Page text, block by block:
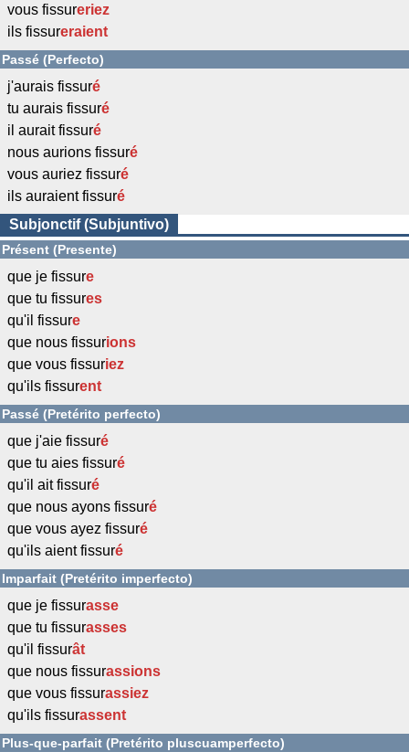
vous fissureriez
ils fissureraient
Passé (Perfecto)
j'aurais fissuré
tu aurais fissuré
il aurait fissuré
nous aurions fissuré
vous auriez fissuré
ils auraient fissuré
Subjonctif (Subjuntivo)
Présent (Presente)
que je fissure
que tu fissures
qu'il fissure
que nous fissurions
que vous fissuriez
qu'ils fissurent
Passé (Pretérito perfecto)
que j'aie fissuré
que tu aies fissuré
qu'il ait fissuré
que nous ayons fissuré
que vous ayez fissuré
qu'ils aient fissuré
Imparfait (Pretérito imperfecto)
que je fissurasse
que tu fissurasses
qu'il fissurât
que nous fissurassions
que vous fissurassiez
qu'ils fissurassent
Plus-que-parfait (Pretérito pluscuamperfecto)